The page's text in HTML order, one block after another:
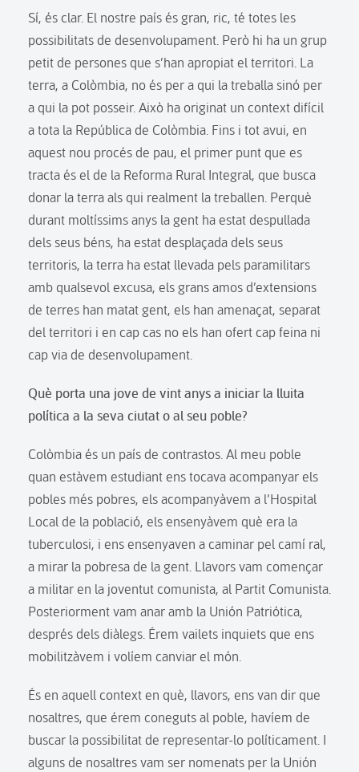
Sí, és clar. El nostre país és gran, ric, té totes les
possibilitats de desenvolupament. Però hi ha un grup
petit de persones que s’han apropiat el territori. La
terra, a Colòmbia, no és per a qui la treballa sinó per
a qui la pot posseir. Això ha originat un context difícil
a tota la República de Colòmbia. Fins i tot avui, en
aquest nou procés de pau, el primer punt que es
tracta és el de la Reforma Rural Integral, que busca
donar la terra als qui realment la treballen. Perquè
durant moltíssims anys la gent ha estat despullada
dels seus béns, ha estat desplaçada dels seus
territoris, la terra ha estat llevada pels paramilitars
amb qualsevol excusa, els grans amos d’extensions
de terres han matat gent, els han amenaçat, separat
del territori i en cap cas no els han ofert cap feina ni
cap via de desenvolupament.
Què porta una jove de vint anys a iniciar la lluita
política a la seva ciutat o al seu poble?
Colòmbia és un país de contrastos. Al meu poble
quan estàvem estudiant ens tocava acompanyar els
pobles més pobres, els acompanyàvem a l’Hospital
Local de la població, els ensenyàvem què era la
tuberculosi, i ens ensenyaven a caminar pel camí ral,
a mirar la pobresa de la gent. Llavors vam començar
a militar en la joventut comunista, al Partit Comunista.
Posteriorment vam anar amb la Unión Patriótica,
després dels diàlegs. Érem vailets inquiets que ens
mobilitzàvem i volíem canviar el món.
És en aquell context en què, llavors, ens van dir que
nosaltres, que érem coneguts al poble, havíem de
buscar la possibilitat de representar-lo políticament. I
alguns de nosaltres vam ser nomenats per la Unión